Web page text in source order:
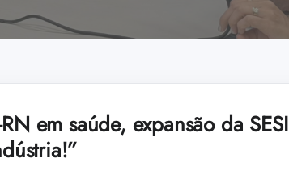
em saúde, expansão da SESI